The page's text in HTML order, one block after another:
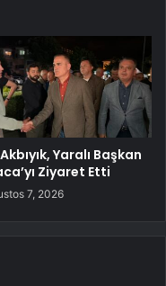
Yaralı Başkan
Ziyaret Etti
7, 2026